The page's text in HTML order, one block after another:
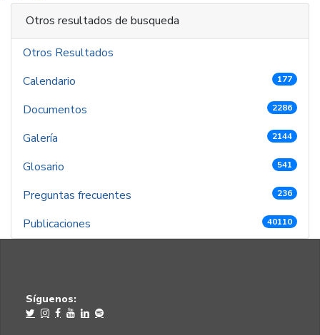
Otros resultados de busqueda
Otros Resultados
Calendario
177
Documentos 2286
Galería 2144
Glosario 541
Preguntas frecuentes 236
Publicaciones 40110
Síguenos: